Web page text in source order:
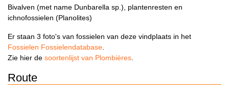
Bivalven (met name Dunbarella sp.), plantenresten en
ichnofossielen (Planolites)
Er staan 3 foto's van fossielen van deze vindplaats in het
Fossielen Fossielendatabase.
Zie hier de soortenlijst van Plombières.
Route